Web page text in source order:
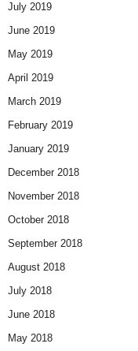
July 2019
June 2019
May 2019
April 2019
March 2019
February 2019
January 2019
December 2018
November 2018
October 2018
September 2018
August 2018
July 2018
June 2018
May 2018